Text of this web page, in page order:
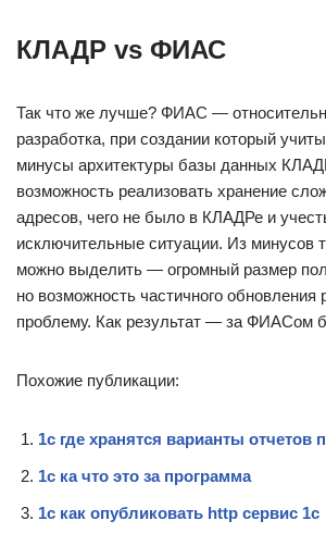
КЛАДР vs ФИАС
Так что же лучше? ФИАС —
разработка, при создании который
минусы архитектуры базы данных
возможность реализовать хранение
адресов, чего не было в КЛАДРе и
исключительные ситуации. Из минусов
можно выделить — огромный размер
но возможность частичного обновления
проблему. Как результат — за ФИАСом
Похожие публикации:
1с где хранятся варианты отчетов
1с ка что это за программа
1с как опубликовать http сервис 1с